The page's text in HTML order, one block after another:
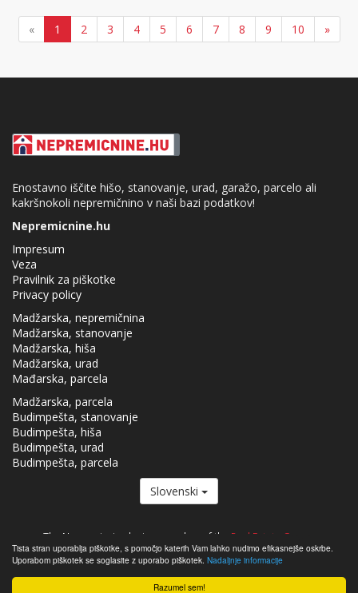
Razumel sem!
Tista stran uporablja piškotke, s pomočjo katerih Vam lahko nudimo efikasnejše oskrbe.
Uporabom piškotek se soglasite z uporabo piškotek. Nadaljnje informacije
« 1 2 3 4 5 6 7 8 9 10 »
Enostavno iščite hišo, stanovanje, urad, garažo, parcelo ali
kakršnokoli nepremičnino v naši bazi podatkov!
Nepremicnine.hu
Impresum
Veza
Pravilnik za piškotke
Privacy policy
Madžarska, nepremičnina
Madžarska, stanovanje
Madžarska, hiša
Madžarska, urad
Mađarska, parcela
Madžarska, parcela
Budimpešta, stanovanje
Budimpešta, hiša
Budimpešta, urad
Budimpešta, parcela
Slovenski
The Nepremicnine.hu is a member of the Real Estate Group.
Nepremičnine na prodaj na Madžarskem - Nepremicnine.hu © 2026 Vse
pravice pridržane